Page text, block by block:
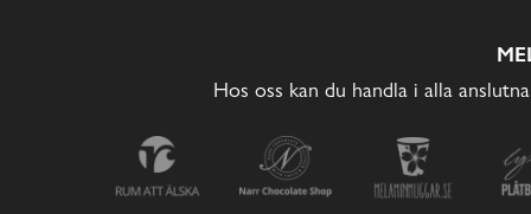
Hos oss kan du handla i alla